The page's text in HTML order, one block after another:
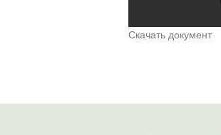
Скачать документ